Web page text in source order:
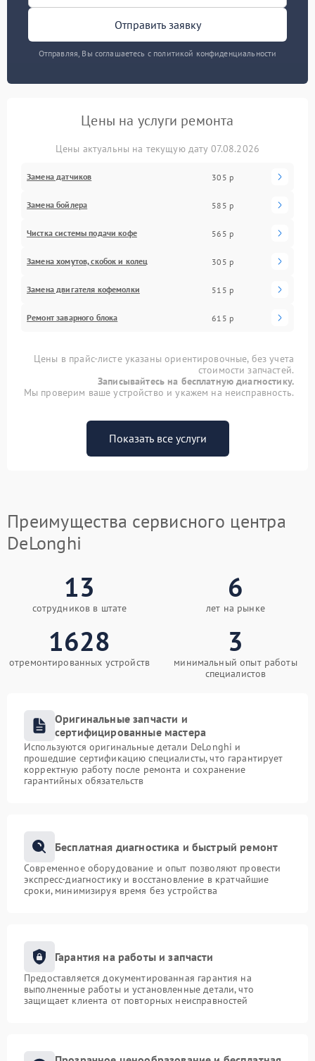
Отправить заявку
Отправляя, Вы соглашаетесь с политикой конфиденциальности
Цены на услуги ремонта
Цены актуальны на текущую дату 07.08.2026
Замена датчиков 305 р
Замена бойлера 585 р
Чистка системы подачи кофе 565 р
Замена хомутов, скобок и колец 305 р
Замена двигателя кофемолки 515 р
Ремонт заварного блока 615 р
Цены в прайс-листе указаны ориентировочные, без учета
стоимости запчастей.
Записывайтесь на бесплатную диагностику.
Мы проверим ваше устройство и укажем на неисправность.
Показать все услуги
Преимущества сервисного центра
DeLonghi
13
сотрудников в штате
6
лет на рынке
1628
отремонтированных устройств
3
минимальный опыт работы
специалистов
Оригинальные запчасти и
сертифицированные мастера
Используются оригинальные детали DeLonghi и
прошедшие сертификацию специалисты, что гарантирует
корректную работу после ремонта и сохранение
гарантийных обязательств
Бесплатная диагностика и быстрый ремонт
Современное оборудование и опыт позволяют провести
экспресс-диагностику и восстановление в кратчайшие
сроки, минимизируя время без устройства
Гарантия на работы и запчасти
Предоставляется документированная гарантия на
выполненные работы и установленные детали, что
защищает клиента от повторных неисправностей